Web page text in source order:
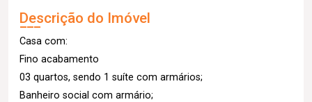
Descrição do Imóvel
Casa com:
Fino acabamento
03 quartos, sendo 1 suíte com armários;
Banheiro social com armário;